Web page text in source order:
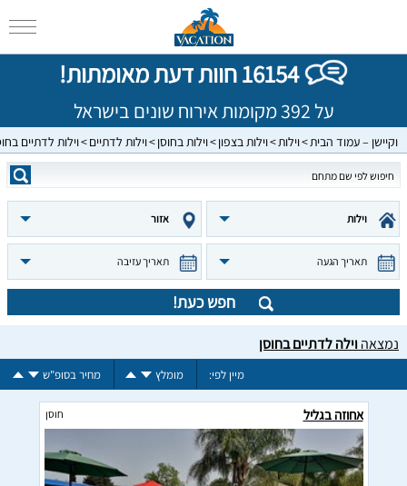
16154 חוות דעת מאומתות!
על 392 מקומות אירוח שונים בישראל
וקיישן – עמוד הבית וילות וילות בצפון וילות בחוסן וילות לדתיים וילות לדתיים
וילות אזור
תאריך הגעה תאריך עזיבה
חפש כעת!
נמצאהוילה לדתיים בחוסן
מיין לפי: מומלץ מחיר בסופ"ש
אחוזה בגליל חוסן